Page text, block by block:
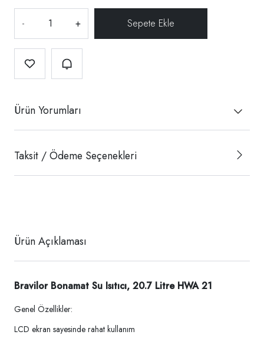
- +
Ürün Yorumları
Taksit / Ödeme Seçenekleri
Ürün Açıklaması
Bravilor Bonamat Su Isıtıcı, 20.7 Litre HWA 21
Genel Özellikler:
LCD ekran sayesinde rahat kullanım